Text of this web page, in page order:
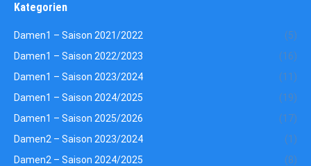
Kategorien
Damen1 – Saison 2021/2022
(5)
Damen1 – Saison 2022/2023
(16)
Damen1 – Saison 2023/2024
(11)
Damen1 – Saison 2024/2025
(19)
Damen1 – Saison 2025/2026
(17)
Damen2 – Saison 2023/2024
(1)
Damen2 – Saison 2024/2025
(8)